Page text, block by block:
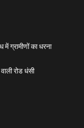
ग्रामीणों का धरना
रोड धंसी